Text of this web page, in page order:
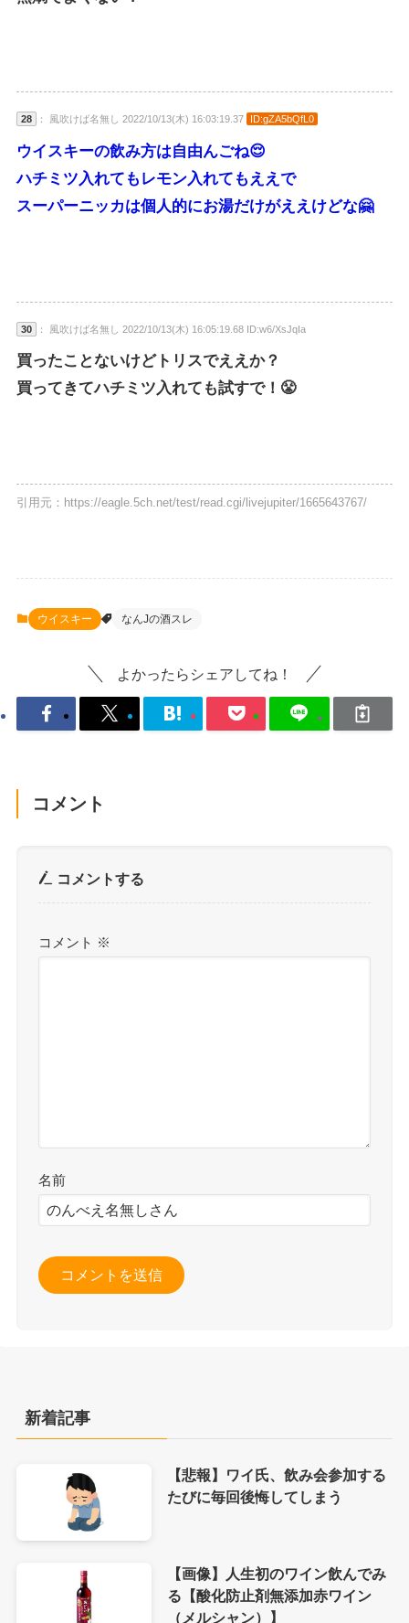
28 ： 風吹けば名無し 2022/10/13(木) 16:03:19.37 ID:gZA5bQfL0
ウイスキーの飲み方は自由んごね😌
ハチミツ入れてもレモン入れてもええで
スーパーニッカは個人的にお湯だけがええけどな🤗
30 ： 風吹けば名無し 2022/10/13(木) 16:05:19.68 ID:w6/XsJqIa
買ったことないけどトリスでええか？
買ってきてハチミツ入れても試すで！😤
引用元：https://eagle.5ch.net/test/read.cgi/livejupiter/1665643767/
ウイスキー なんJの酒スレ
よかったらシェアしてね！
コメント
コメントする
コメント ※
名前
新着記事
【悲報】ワイ氏、飲み会参加する
たびに毎回後悔してしまう
【画像】人生初のワイン飲んでみ
る【酸化防止剤無添加赤ワイン
（メルシャン）】